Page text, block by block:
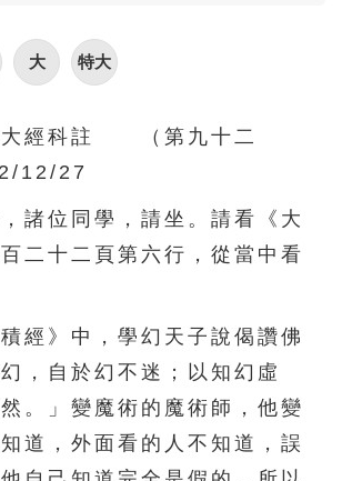
108
117 118 119
143 144 145
148 149 150
153 154 155
大 特大
大經科註 （第九十二
12/27
位同學，請坐。請看《大
二十二頁第六行，從當中看
》中，學幻天子說偈讚佛
，自於幻不迷；以知幻虛
。」變魔術的魔術師，他變
道，外面看的人不知道，誤